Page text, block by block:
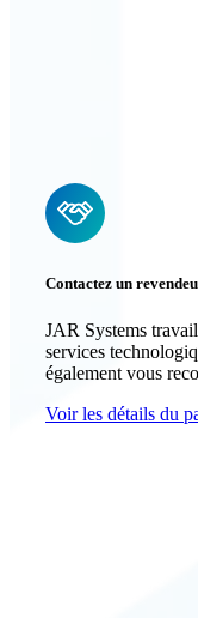
Contactez un
JAR Systems
services
également vous
Voir les détails du